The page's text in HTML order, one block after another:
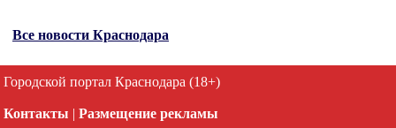
Все новости Краснодара
Городской портал Краснодара (18+)
Контакты | Размещение рекламы